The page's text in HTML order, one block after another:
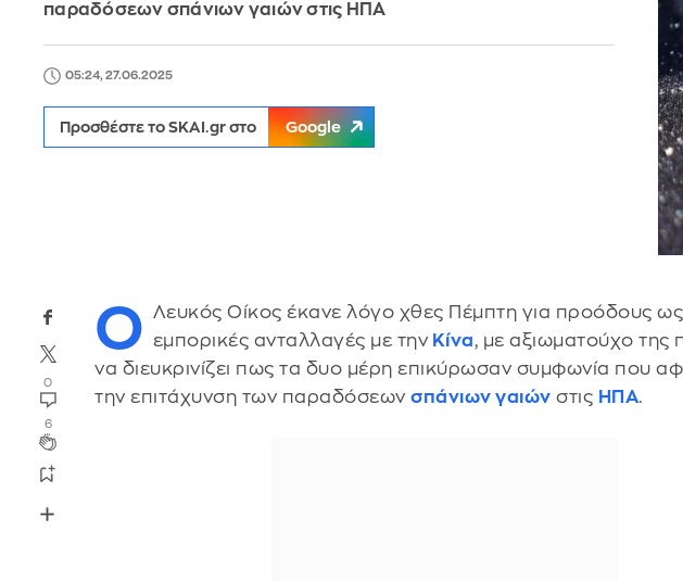
παραδόσεων σπάνιων γαιών στις ΗΠΑ
05:24, 27.06.2025
Προσθέστε το SKAI.gr στο Google
0
6
Ο Λευκός Οίκος έκανε λόγο χθες Πέμπτη για προόδους ως
εμπορικές ανταλλαγές με την Κίνα, με αξιωματούχο της
να διευκρινίζει πως τα δυο μέρη επικύρωσαν συμφωνία που
την επιτάχυνση των παραδόσεωνσπάνιων γαιών στις ΗΠΑ.